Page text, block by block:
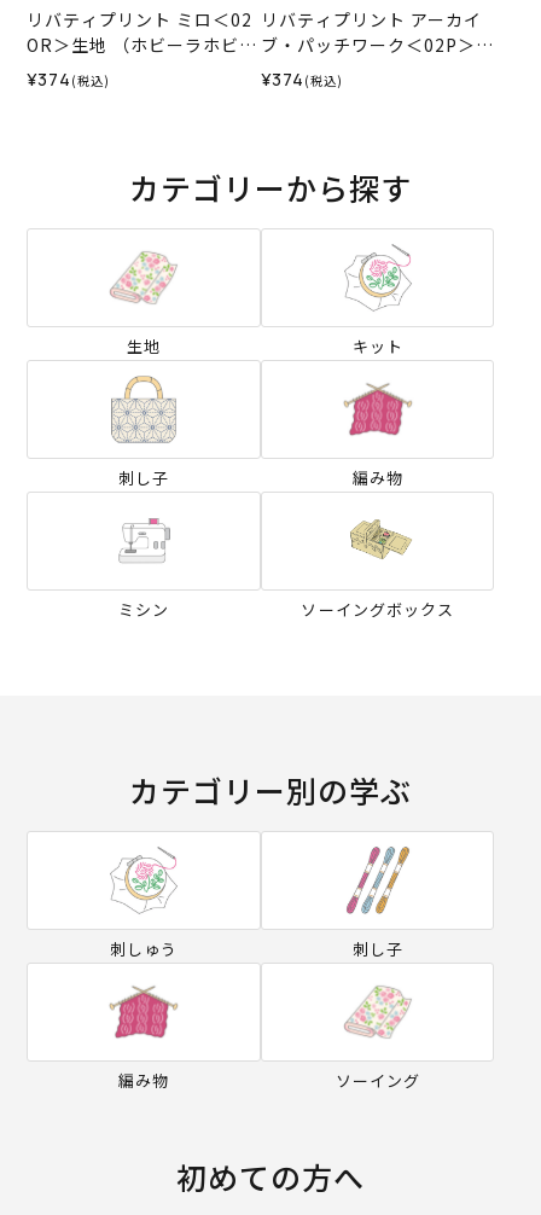
リバティプリント ミロ＜02
OR＞生地 （ホビーラホビー
レオリジナル）2026SS
¥374 (税込)
リバティプリント アーカイ
ブ・パッチワーク＜02P＞生
地 （ホビーラホビーレオリ
ジナル）2025ES
¥374 (税込)
カテゴリーから探す
生地 キット
刺し子 編み物
ミシン ソーイングボックス
カテゴリー別の学ぶ
刺しゅう 刺し子
編み物 ソーイング
初めての方へ